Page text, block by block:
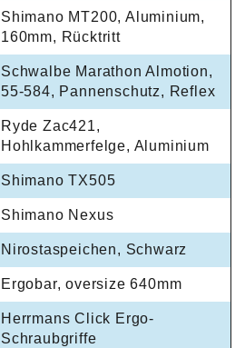
Shimano MT200, Aluminium,
160mm, Rücktritt
Schwalbe Marathon Almotion,
55-584, Pannenschutz, Reflex
Ryde Zac421,
Hohlkammerfelge, Aluminium
Shimano TX505
Shimano Nexus
Nirostaspeichen, Schwarz
Ergobar, oversize 640mm
Herrmans Click Ergo-
Schraubgriffe